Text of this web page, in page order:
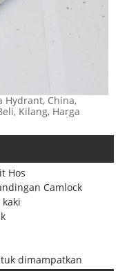
Hydrant, China,
Kilang, Harga
Hos
Camlock
dimampatkan